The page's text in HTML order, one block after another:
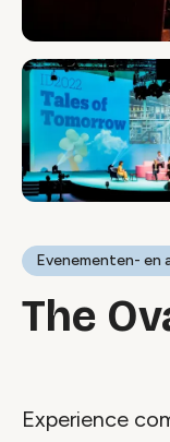
Evenementen- en
The
Experience